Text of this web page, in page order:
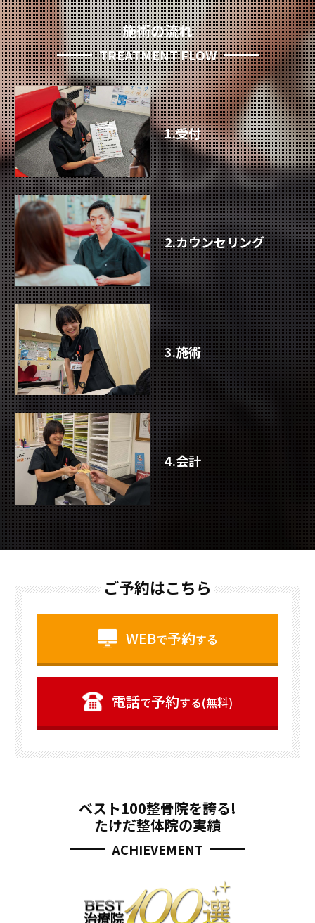
施術の流れ
TREATMENT FLOW
1.受付
2.カウンセリング
3.施術
4.会計
ご予約はこちら
WEBで予約する
電話で予約する(無料)
ベスト100整骨院を誇る!
たけだ整体院の実績
ACHIEVEMENT